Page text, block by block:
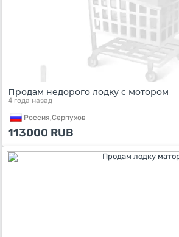
Продам недорого лодку с мотором
4 года назад
Россия,Серпухов
113000 RUB